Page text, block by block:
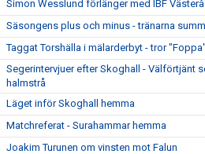
Simon Wesslund förlänger med IBF
Säsongens plus och minus - tränarna
Taggat Torshälla i mälarderbyt - tror "Foppa"
Segerintervjuer efter Skoghall - Välförtjänt
halmstrå
Läget inför Skoghall hemma
Matchreferat - Surahammar hemma
Joakim Turunen om vinsten mot Falun